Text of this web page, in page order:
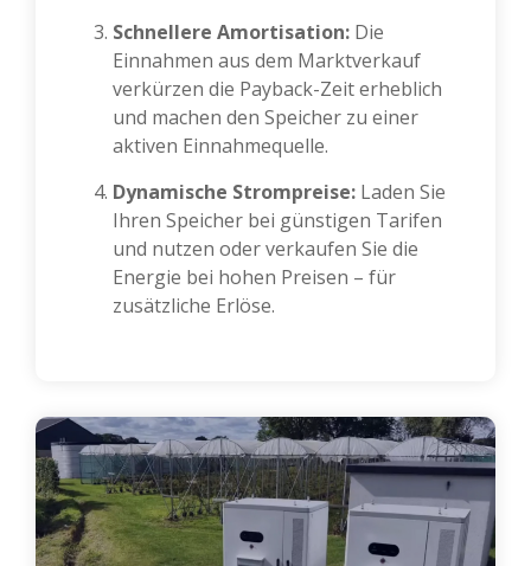
Schnellere Amortisation: Die
Einnahmen aus dem Marktverkauf
verkürzen die Payback-Zeit erheblich
und machen den Speicher zu einer
aktiven Einnahmequelle.
Dynamische Strompreise: Laden Sie
Ihren Speicher bei günstigen Tarifen
und nutzen oder verkaufen Sie die
Energie bei hohen Preisen – für
zusätzliche Erlöse.